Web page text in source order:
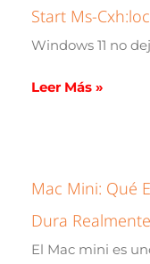
Start Ms-
Windows 11 no
Leer Más »
Mac Mini: Qué
Dura Realmente
El Mac mini es